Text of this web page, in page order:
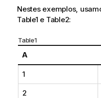
Nestes exemplos,
Table1 e Table2:
Table1
A
1
2